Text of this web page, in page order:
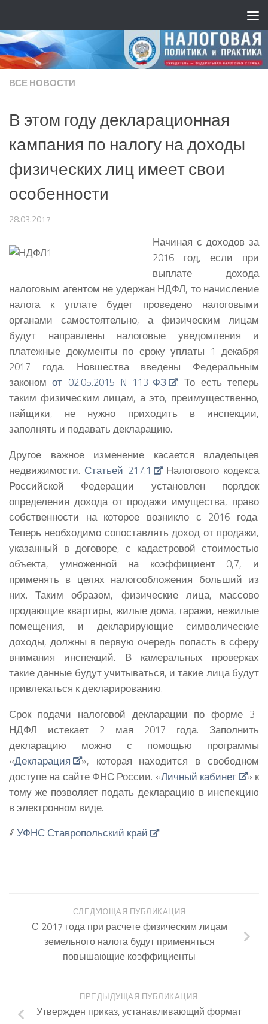
ВСЕ НОВОСТИ
В этом году декларационная
кампания по налогу на доходы
физических лиц имеет свои
особенности
28.03.2017
Начиная с доходов за
2016 год, если при
выплате дохода
налоговым агентом не удержан НДФЛ, то начисление
налога к уплате будет проведено налоговыми
органами самостоятельно, а физическим лицам
будут направлены налоговые уведомления и
платежные документы по сроку уплаты 1 декабря
2017 года. Новшества введены Федеральным
закономот 02.05.2015 N 113-ФЗ
. То есть теперь
таким физическим лицам, а это, преимущественно,
пайщики, не нужно приходить в инспекции,
заполнять и подавать декларацию.
Другое важное изменение касается владельцев
недвижимости. Статьей 217.1
Налогового кодекса
Российской Федерации установлен порядок
определения дохода от продажи имущества, право
собственности на которое возникло с 2016 года.
Теперь необходимо сопоставлять доход от продажи,
указанный в договоре, с кадастровой стоимостью
объекта, умноженной на коэффициент 0,7, и
применять в целях налогообложения больший из
них. Таким образом, физические лица, массово
продающие квартиры, жилые дома, гаражи, нежилые
помещения, и декларирующие символические
доходы, должны в первую очередь попасть в сферу
внимания инспекций. В камеральных проверках
такие данные будут учитываться, и такие лица будут
привлекаться к декларированию.
Срок подачи налоговой декларации по форме 3-
НДФЛ истекает 2 мая 2017 года. Заполнить
декларацию можно с помощью программы
«Декларация
», которая находится в свободном
доступе на сайте ФНС России. «Личный кабинет
» к
тому же позволяет подать декларацию в инспекцию
в электронном виде.
// УФНС Ставропольский край
СЛЕДУЮЩАЯ ПУБЛИКАЦИЯ
С 2017 года при расчете физическим лицам
земельного налога будут применяться
повышающие коэффициенты
ПРЕДЫДУЩАЯ ПУБЛИКАЦИЯ
Утвержден приказ, устанавливающий формат